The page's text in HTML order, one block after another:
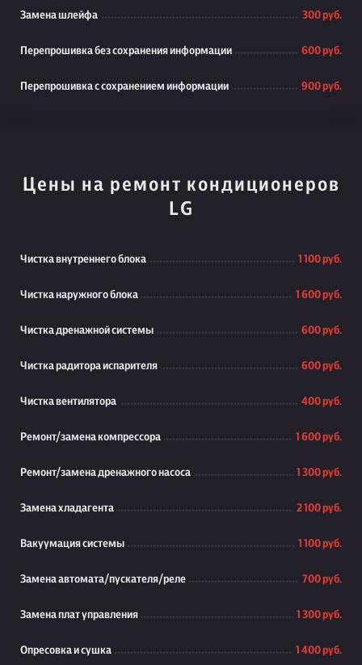
Замена шлейфа 300 руб.
Перепрошивка без сохранения информации 600 руб.
Перепрошивка с сохранением информации 900 руб.
Цены на ремонт кондиционеров
LG
Чистка внутреннего блока 1 100 руб.
Чистка наружного блока 1 600 руб.
Чистка дренажной системы 600 руб.
Чистка радитора испарителя 600 руб.
Чистка вентилятора 400 руб.
Ремонт/замена компрессора 1 600 руб.
Ремонт/замена дренажного насоса 1 300 руб.
Замена хладагента 2 100 руб.
Вакуумация системы 1 100 руб.
Замена автомата/пускателя/реле 700 руб.
Замена плат управления 1 300 руб.
Опресовка и сушка 1 400 руб.